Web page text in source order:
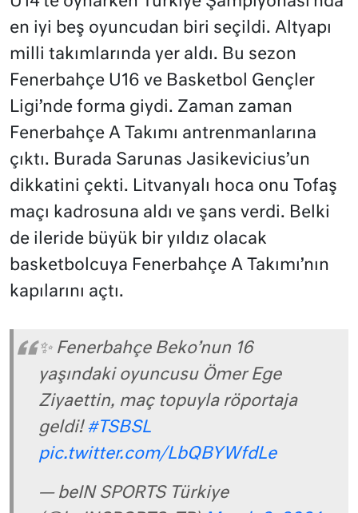
en iyi beş oyuncudan biri seçildi. Altyapı
milli takımlarında yer aldı. Bu sezon
Fenerbahçe U16 ve Basketbol Gençler
Ligi’nde forma giydi. Zaman zaman
Fenerbahçe A Takımı antrenmanlarına
çıktı. Burada Sarunas Jasikevicius’un
dikkatini çekti. Litvanyalı hoca onu Tofaş
maçı kadrosuna aldı ve şans verdi. Belki
de ileride büyük bir yıldız olacak
basketbolcuya Fenerbahçe A Takımı’nın
kapılarını açtı.
✨ Fenerbahçe Beko’nun 16
yaşındaki oyuncusu Ömer Ege
Ziyaettin, maç topuyla röportaja
geldi! #TSBSL
pic.twitter.com/LbQBYWfdLe
— beIN SPORTS Türkiye